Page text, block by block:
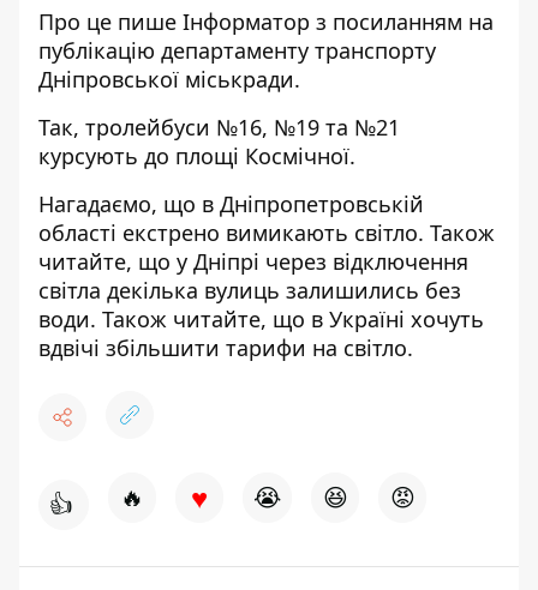
Про це пише Інформатор з посиланням на
публікацію департаменту транспорту
Дніпровської міськради.
Так, тролейбуси №16, №19 та №21
курсують до площі Космічної.
Нагадаємо, що в Дніпропетровській
області екстрено вимикають світло. Також
читайте, що у Дніпрі через відключення
світла декілька вулиць залишились без
води. Також читайте, що в Україні хочуть
вдвічі збільшити тарифи на світло.
👍 🔥 ♥ 😭 😆 😡